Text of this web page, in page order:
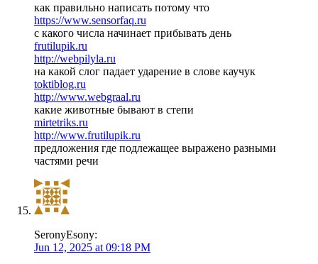
как правильно написать потому что
https://www.sensorfaq.ru
с какого числа начинает прибывать день
frutilupik.ru
http://webpilyla.ru
на какой слог падает ударение в слове каучук
toktiblog.ru
http://www.webgraal.ru
какие животные бывают в степи
mirtetriks.ru
http://www.frutilupik.ru
предложения где подлежащее выражено разными
частями речи
SeronyEsony:
Jun 12, 2025 at 09:18 PM